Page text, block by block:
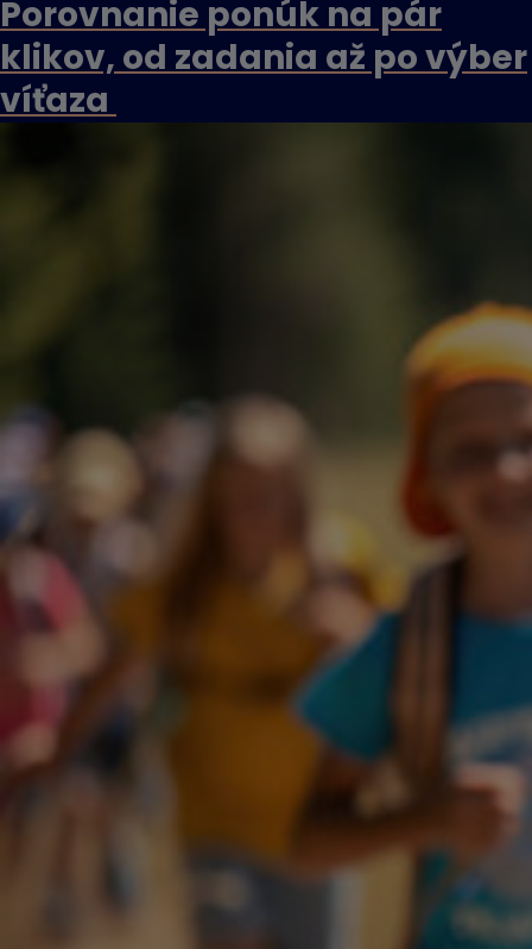
Porovnanie ponúk na pár
klikov, od zadania až po výber
víťaza